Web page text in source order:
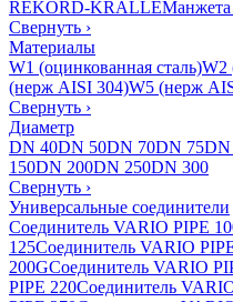
REKORD-KRALLE
Свернуть ›
Материалы
W1 (оцинкованная сталь)W2
(нерж AISI 304)W5 (нерж
Свернуть ›
Диаметр
DN 40DN 50DN 70DN 75DN
150DN 200DN 250DN 300
Свернуть ›
Универсальные соединители
Соединитель VARIO PIPE
125Соединитель VARIO
200GСоединитель VARIO
PIPE 220Соединитель